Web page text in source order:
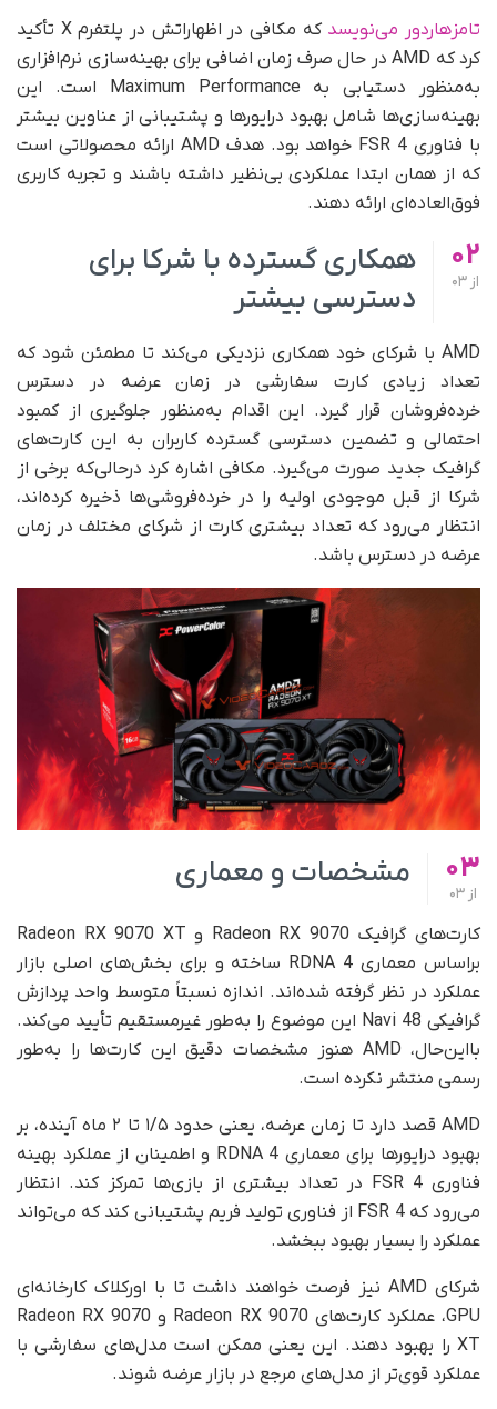
تامزهاردور می‌نویسد
که مکافی در اظهاراتش در پلتفرم X تأکید
کرد که AMD در حال صرف زمان اضافی برای بهینه‌سازی نرم‌افزاری
به‌منظور دستیابی به Maximum Performance است. این
بهینه‌سازی‌ها شامل بهبود درایورها و پشتیبانی از عناوین بیشتر
با فناوری FSR 4 خواهد بود. هدف AMD ارائه محصولاتی است
که از همان ابتدا عملکردی بی‌نظیر داشته باشند و تجربه کاربری
فوق‌العاده‌ای ارائه دهند.
02
از
همکاری گسترده با شرکا برای
دسترسی بیشتر
AMD با شرکای خود همکاری نزدیکی می‌کند تا مطمئن شود که
تعداد زیادی کارت سفارشی در زمان عرضه در دسترس
خرده‌فروشان قرار گیرد. این اقدام به‌منظور جلوگیری از کمبود
احتمالی و تضمین دسترسی گسترده کاربران به این کارت‌های
گرافیک جدید صورت می‌گیرد. مکافی اشاره کرد در‌حالی‌که برخی از
شرکا از قبل موجودی اولیه را در خرده‌فروشی‌ها ذخیره کرده‌اند،
انتظار می‌رود که تعداد بیشتری کارت از شرکای مختلف در زمان
عرضه در دسترس باشد.
03
از 03
مشخصات و معماری
کارت‌های گرافیک Radeon RX 9070 و Radeon RX 9070 XT
بر‌اساس معماری RDNA 4 ساخته و برای بخش‌های اصلی بازار
عملکرد در نظر گرفته شده‌اند. اندازه نسبتاً متوسط ​​واحد پردازش
گرافیکی Navi 48 این موضوع را به‌طور غیرمستقیم تأیید می‌کند.
با‌این‌حال، AMD هنوز مشخصات دقیق این کارت‌ها را به‌طور
رسمی منتشر نکرده است.
AMD قصد دارد تا زمان عرضه، یعنی حدود ۱/۵ تا ۲ ماه آینده، بر
بهبود درایورها برای معماری RDNA 4 و اطمینان از عملکرد بهینه
فناوری FSR 4 در تعداد بیشتری از بازی‌ها تمرکز کند. انتظار
می‌رود که FSR 4 از فناوری تولید فریم پشتیبانی کند که می‌تواند
عملکرد را بسیار بهبود ببخشد.
شرکای AMD نیز فرصت خواهند داشت تا با اورکلاک کارخانه‌ای
GPU، عملکرد کارت‌های Radeon RX 9070 و Radeon RX 9070
XT را بهبود دهند. این یعنی ممکن است مدل‌های سفارشی با
عملکرد قوی‌تر از مدل‌های مرجع در بازار عرضه شوند.